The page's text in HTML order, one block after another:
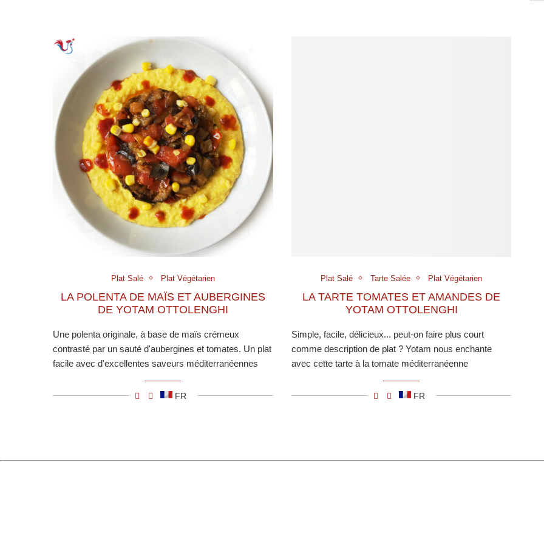
Plat Salé Plat Végétarien
LA POLENTA DE MAÏS ET AUBERGINES
DE YOTAM OTTOLENGHI
Une polenta originale, à base de maïs crémeux
contrasté par un sauté d'aubergines et tomates. Un plat
facile avec d'excellentes saveurs méditerranéennes
FR
Plat Salé Tarte Salée Plat Végétarien
LA TARTE TOMATES ET AMANDES DE
YOTAM OTTOLENGHI
Simple, facile, délicieux... peut-on faire plus court
comme description de plat ? Yotam nous enchante
avec cette tarte à la tomate méditerranéenne
FR